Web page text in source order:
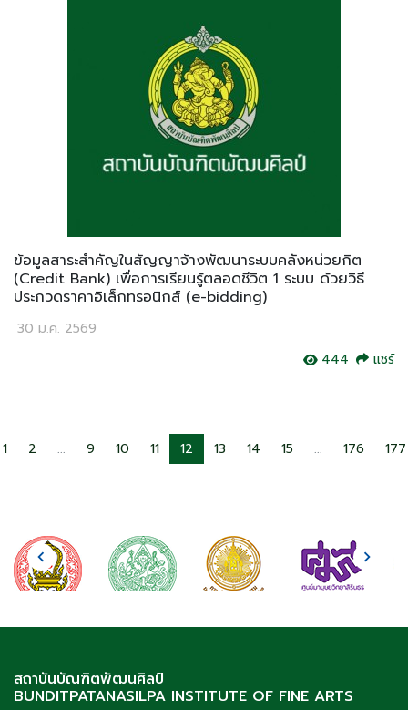
ข้อมูลสาระสำคัญในสัญญาจ้างพัฒนาระบบคลังหน่วยกิต
(Credit Bank) เพื่อการเรียนรู้ตลอดชีวิต 1 ระบบ ด้วยวิธี
ประกวดราคาอิเล็กทรอนิกส์ (e-bidding)
30 ม.ค. 2569
444
แชร์
1 2 ... 9 10 11 12 13 14 15 ... 176 177
สถาบันบัณฑิตพัฒนศิลป์
BUNDITPATANASILPA INSTITUTE OF FINE ARTS